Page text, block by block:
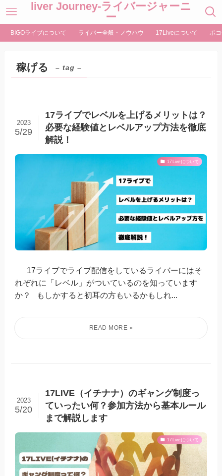
liver Journey-ライバージャーニ
ー
BIGOライブについて ライバー全般・ノウハウ 17Liveについて ポ
稼げる – tag –
17ライブでレベルを上げるメリットは？
必要な経験値とレベルアップ方法を徹底
解説！
2023
5/29
17Liveについて
17ライブでライブ配信をしているライバーにはそ
れぞれに「レベル」がついているのを知っています
か？ もしかすると初耳の方もいるかもしれ...
17LIVE（イチナナ）のギャング制度っ
ていったい何？参加方法から基本ルール
まで解説します
2023
5/20
17Liveについて